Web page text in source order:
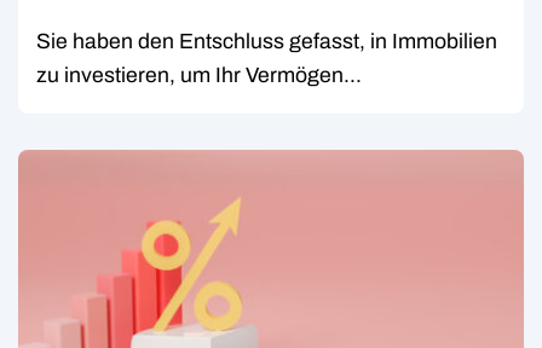
Sie haben den Entschluss gefasst, in Immobilien
zu investieren, um Ihr Vermögen...